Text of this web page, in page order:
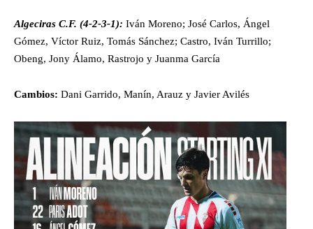
Algeciras C.F. (4-2-3-1): Iván Moreno; José Carlos, Ángel
Gómez, Víctor Ruiz, Tomás Sánchez; Castro, Iván Turrillo;
Obeng, Jony Álamo, Rastrojo y Juanma García
Cambios: Dani Garrido, Manín, Arauz y Javier Avilés